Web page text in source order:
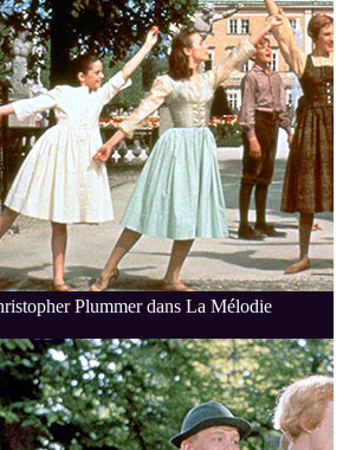
Plummer dans La Mélodie